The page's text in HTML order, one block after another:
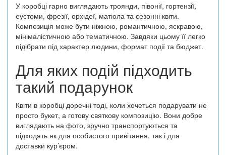
У коробці гарно виглядають троянди, півонії, гортензії,
еустоми, фрезії, орхідеї, матіола та сезонні квіти.
Композиція може бути ніжною, романтичною, яскравою,
мінімалістичною або тематичною. Завдяки цьому її легко
підібрати під характер людини, формат події та бюджет.
Для яких подій підходить
такий подарунок
Квіти в коробці доречні тоді, коли хочеться подарувати не
просто букет, а готову святкову композицію. Вони добре
виглядають на фото, зручно транспортуються та
підходять як для особистого привітання, так і для
доставки кур’єром.